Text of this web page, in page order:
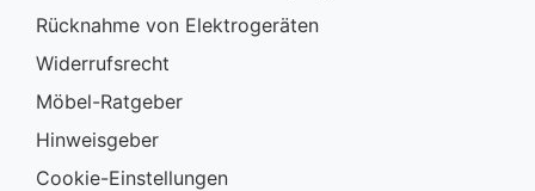
Rücknahme von Elektrogeräten
Widerrufsrecht
Möbel-Ratgeber
Hinweisgeber
Cookie-Einstellungen